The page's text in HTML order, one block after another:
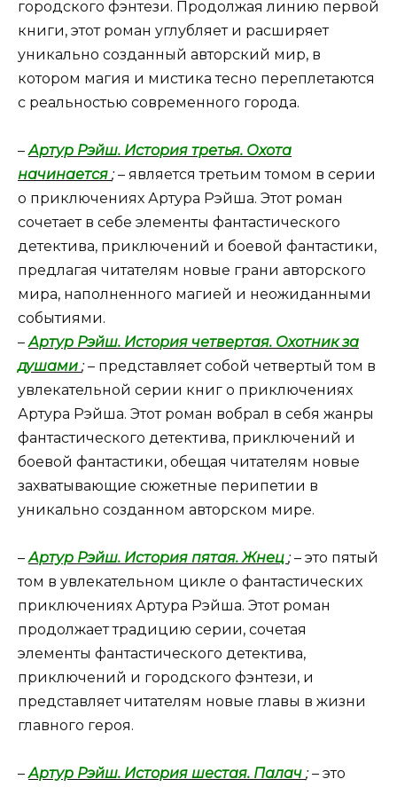
городского фэнтези. Продолжая линию первой
книги, этот роман углубляет и расширяет
уникально созданный авторский мир, в
котором магия и мистика тесно переплетаются
с реальностью современного города.
–Артур Рэйш. История третья. Охота
начинается ;– является третьим томом в серии
о приключениях Артура Рэйша. Этот роман
сочетает в себе элементы фантастического
детектива, приключений и боевой фантастики,
предлагая читателям новые грани авторского
мира, наполненного магией и неожиданными
событиями.
–Артур Рэйш. История четвертая. Охотник за
душами ;– представляет собой четвертый том в
увлекательной серии книг о приключениях
Артура Рэйша. Этот роман вобрал в себя жанры
фантастического детектива, приключений и
боевой фантастики, обещая читателям новые
захватывающие сюжетные перипетии в
уникально созданном авторском мире.
–Артур Рэйш. История пятая. Жнец ;– это пятый
том в увлекательном цикле о фантастических
приключениях Артура Рэйша. Этот роман
продолжает традицию серии, сочетая
элементы фантастического детектива,
приключений и городского фэнтези, и
представляет читателям новые главы в жизни
главного героя.
–Артур Рэйш. История шестая. Палач ;– это